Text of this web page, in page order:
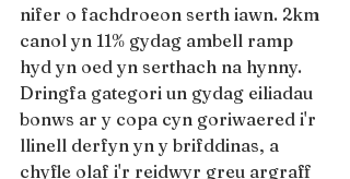
nifer o fachdroeon serth iawn. 2km
canol yn 11% gydag ambell ramp
hyd yn oed yn serthach na hynny.
Dringfa gategori un gydag eiliadau
bonws ar y copa cyn goriwaered i'r
llinell derfyn yn y brifddinas, a
chyfle olaf i'r reidwyr greu argraff